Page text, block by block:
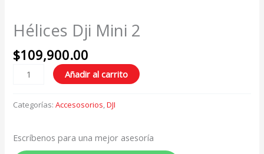
Hélices Dji Mini 2
$109,900.00
Añadir al carrito
Categorías:Accesosorios ,DJI
Escríbenos para una mejor asesoría